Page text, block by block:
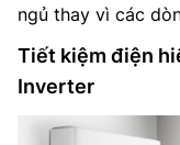
ngủ thay vì các
Tiết kiệm điện
Inverter